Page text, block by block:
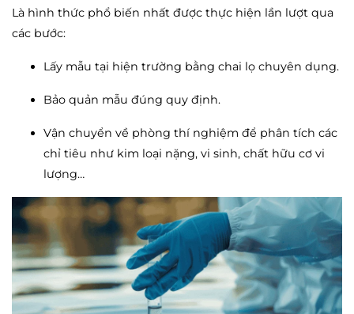
Là hình thức phổ biến nhất được thực hiện lần lượt qua
các bước:
Lấy mẫu tại hiện trường bằng chai lọ chuyên dụng.
Bảo quản mẫu đúng quy định.
Vận chuyển về phòng thí nghiệm để phân tích các
chỉ tiêu như kim loại nặng, vi sinh, chất hữu cơ vi
lượng…